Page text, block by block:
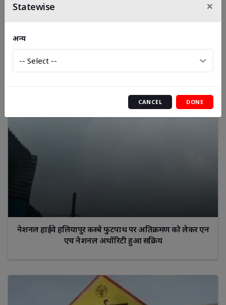
नेशनल हाईवे हलियापुर कस्बे फुटपाथ पर अतिक्रमण को लेकर एन
एच नेशनल अथॉरिटी हुआ सक्रिय
Statewise ×
अन्य
CANCEL DONE